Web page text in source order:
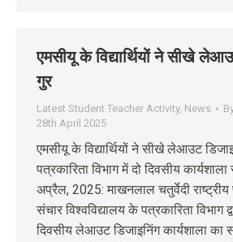
एमसीयू के विद्यार्थियों ने सीखे
गुर
Latest Student Teacher Activity, News
28th April 2025
एमसीयू के विद्यार्थियों ने सीखे लेआउट
पत्रकारिता विभाग में दो दिवसीय
अप्रैल, 2025: माखनलाल चतुर्वेदी राष्ट्रीय
संचार विश्वविद्यालय के पत्रकारिता विभाग
दिवसीय लेआउट डिजाइनिंग कार्यशाला का